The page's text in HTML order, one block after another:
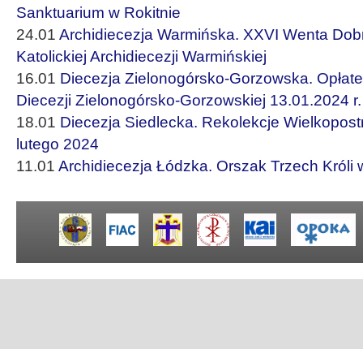
Sanktuarium w Rokitnie
24.01 Archidiecezja Warmińska. XXVI Wenta
Katolickiej Archidiecezji Warmińskiej
16.01 Diecezja Zielonogórsko-Gorzowska.
Diecezji Zielonogórsko-Gorzowskiej 13.01.2024 r.
18.01 Diecezja Siedlecka. Rekolekcje
lutego 2024
11.01 Archidiecezja Łódzka. Orszak Trzech Króli